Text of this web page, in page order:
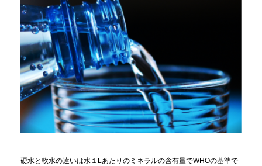
硬水と軟水の違いは水１Lあたりのミネラルの含有量でWHOの基準で